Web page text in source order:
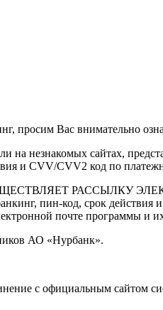
просим Вас внимательно
незнакомых сайтах,
и CVV/CVV2 код по
НЕ ОСУЩЕСТВЛЯЕТ
пин-код, срок
почте программы и
АО «Нурбанк».
с официальным сайтом